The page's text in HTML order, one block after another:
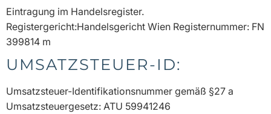
Eintragung im Handelsregister.
Registergericht:Handelsgericht Wien Registernummer: FN
399814 m
UMSATZSTEUER-ID:
Umsatzsteuer-Identifikationsnummer gemäß §27 a
Umsatzsteuergesetz: ATU 59941246